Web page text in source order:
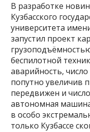
В разработке
Кузбасского
университета
запустил проект
беспилотной
аварийность,
попутно увеличив
передвижен и
автономная
в особо
только Кузбассе